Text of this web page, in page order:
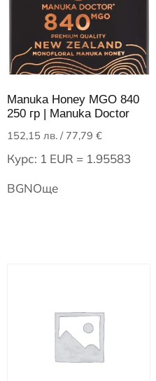
Manuka Honey MGO 840
250 гр | Manuka Doctor
152,15 лв. / 77,79 €
Курс: 1 EUR = 1.95583
BGNОще